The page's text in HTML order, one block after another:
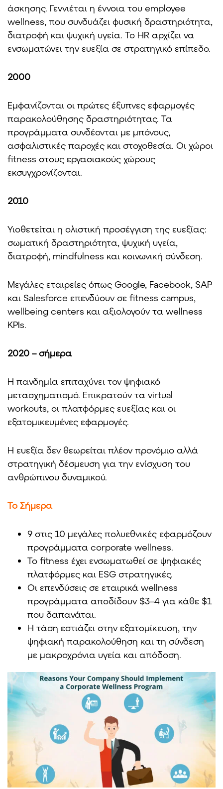
άσκησης. Γεννιέται η έννοια του employee
wellness, που συνδυάζει φυσική δραστηριότητα,
διατροφή και ψυχική υγεία. Το HR αρχίζει να
ενσωματώνει την ευεξία σε στρατηγικό επίπεδο.
2000
Εμφανίζονται οι πρώτες έξυπνες εφαρμογές
παρακολούθησης δραστηριότητας. Τα
προγράμματα συνδέονται με μπόνους,
ασφαλιστικές παροχές και στοχοθεσία. Οι χώροι
fitness στους εργασιακούς χώρους
εκσυγχρονίζονται.
2010
Υιοθετείται η ολιστική προσέγγιση της ευεξίας:
σωματική δραστηριότητα, ψυχική υγεία,
διατροφή, mindfulness και κοινωνική σύνδεση.
Μεγάλες εταιρείες όπως Google, Facebook, SAP
και Salesforce επενδύουν σε fitness campus,
wellbeing centers και αξιολογούν τα wellness
KPIs.
2020 – σήμερα
Η πανδημία επιταχύνει τον ψηφιακό
μετασχηματισμό. Επικρατούν τα virtual
workouts, οι πλατφόρμες ευεξίας και οι
εξατομικευμένες εφαρμογές.
Η ευεξία δεν θεωρείται πλέον προνόμιο αλλά
στρατηγική δέσμευση για την ενίσχυση του
ανθρώπινου δυναμικού.
Το Σήμερα
9 στις 10 μεγάλες πολυεθνικές εφαρμόζουν
προγράμματα corporate wellness.
Το fitness έχει ενσωματωθεί σε ψηφιακές
πλατφόρμες και ESG στρατηγικές.
Οι επενδύσεις σε εταιρικά wellness
προγράμματα αποδίδουν $3–4 για κάθε $1
που δαπανάται.
Η τάση εστιάζει στην εξατομίκευση, την
ψηφιακή παρακολούθηση και τη σύνδεση
με μακροχρόνια υγεία και απόδοση.